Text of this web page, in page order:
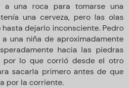
una roca para tomarse una
una cerveza, pero las olas
dejarlo inconsciente. Pedro
una niña de aproximadamente
hacia las piedras
por lo que corrió desde el otro
sacarla primero antes de que
por la corriente.